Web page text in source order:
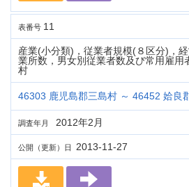
表番号 11
産業(小分類)，従業者規模(８区分)，
業所数，男女別従業者数及び常用雇
村
46303 鹿児島郡三島村 ～ 46452 姶良
調査年月 2012年2月
公開（更新）日 2013-11-27